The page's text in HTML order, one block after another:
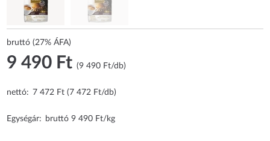
bruttó (27% ÁFA)
9 490 Ft(9 490 Ft/db)
nettó: 7 472 Ft (7 472 Ft/db)
Egységár: bruttó 9 490 Ft/kg